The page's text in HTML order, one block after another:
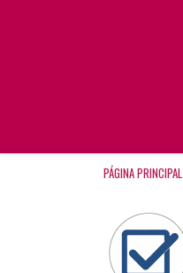
PÁGINA PRINCIPAL